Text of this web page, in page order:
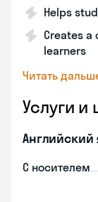
Helps
Creates
learners
Читать
Услуги и
Английский
С носителем